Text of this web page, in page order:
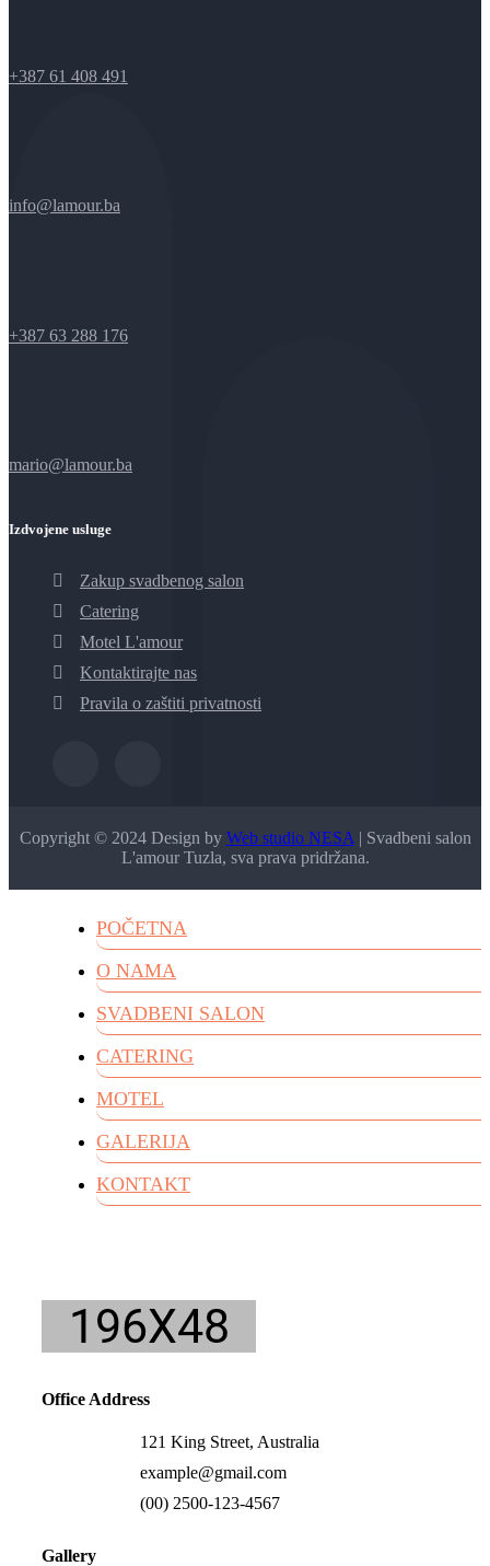
+387 61 408 491
info@lamour.ba
+387 63 288 176
mario@lamour.ba
Izdvojene usluge
Zakup svadbenog salon
Catering
Motel L'amour
Kontaktirajte nas
Pravila o zaštiti privatnosti
Copyright © 2024 Design by Web studio NESA | Svadbeni salon
L'amour Tuzla, sva prava pridržana.
POČETNA
O NAMA
SVADBENI SALON
CATERING
MOTEL
GALERIJA
KONTAKT
Office Address
121 King Street, Australia
example@gmail.com
(00) 2500-123-4567
Gallery